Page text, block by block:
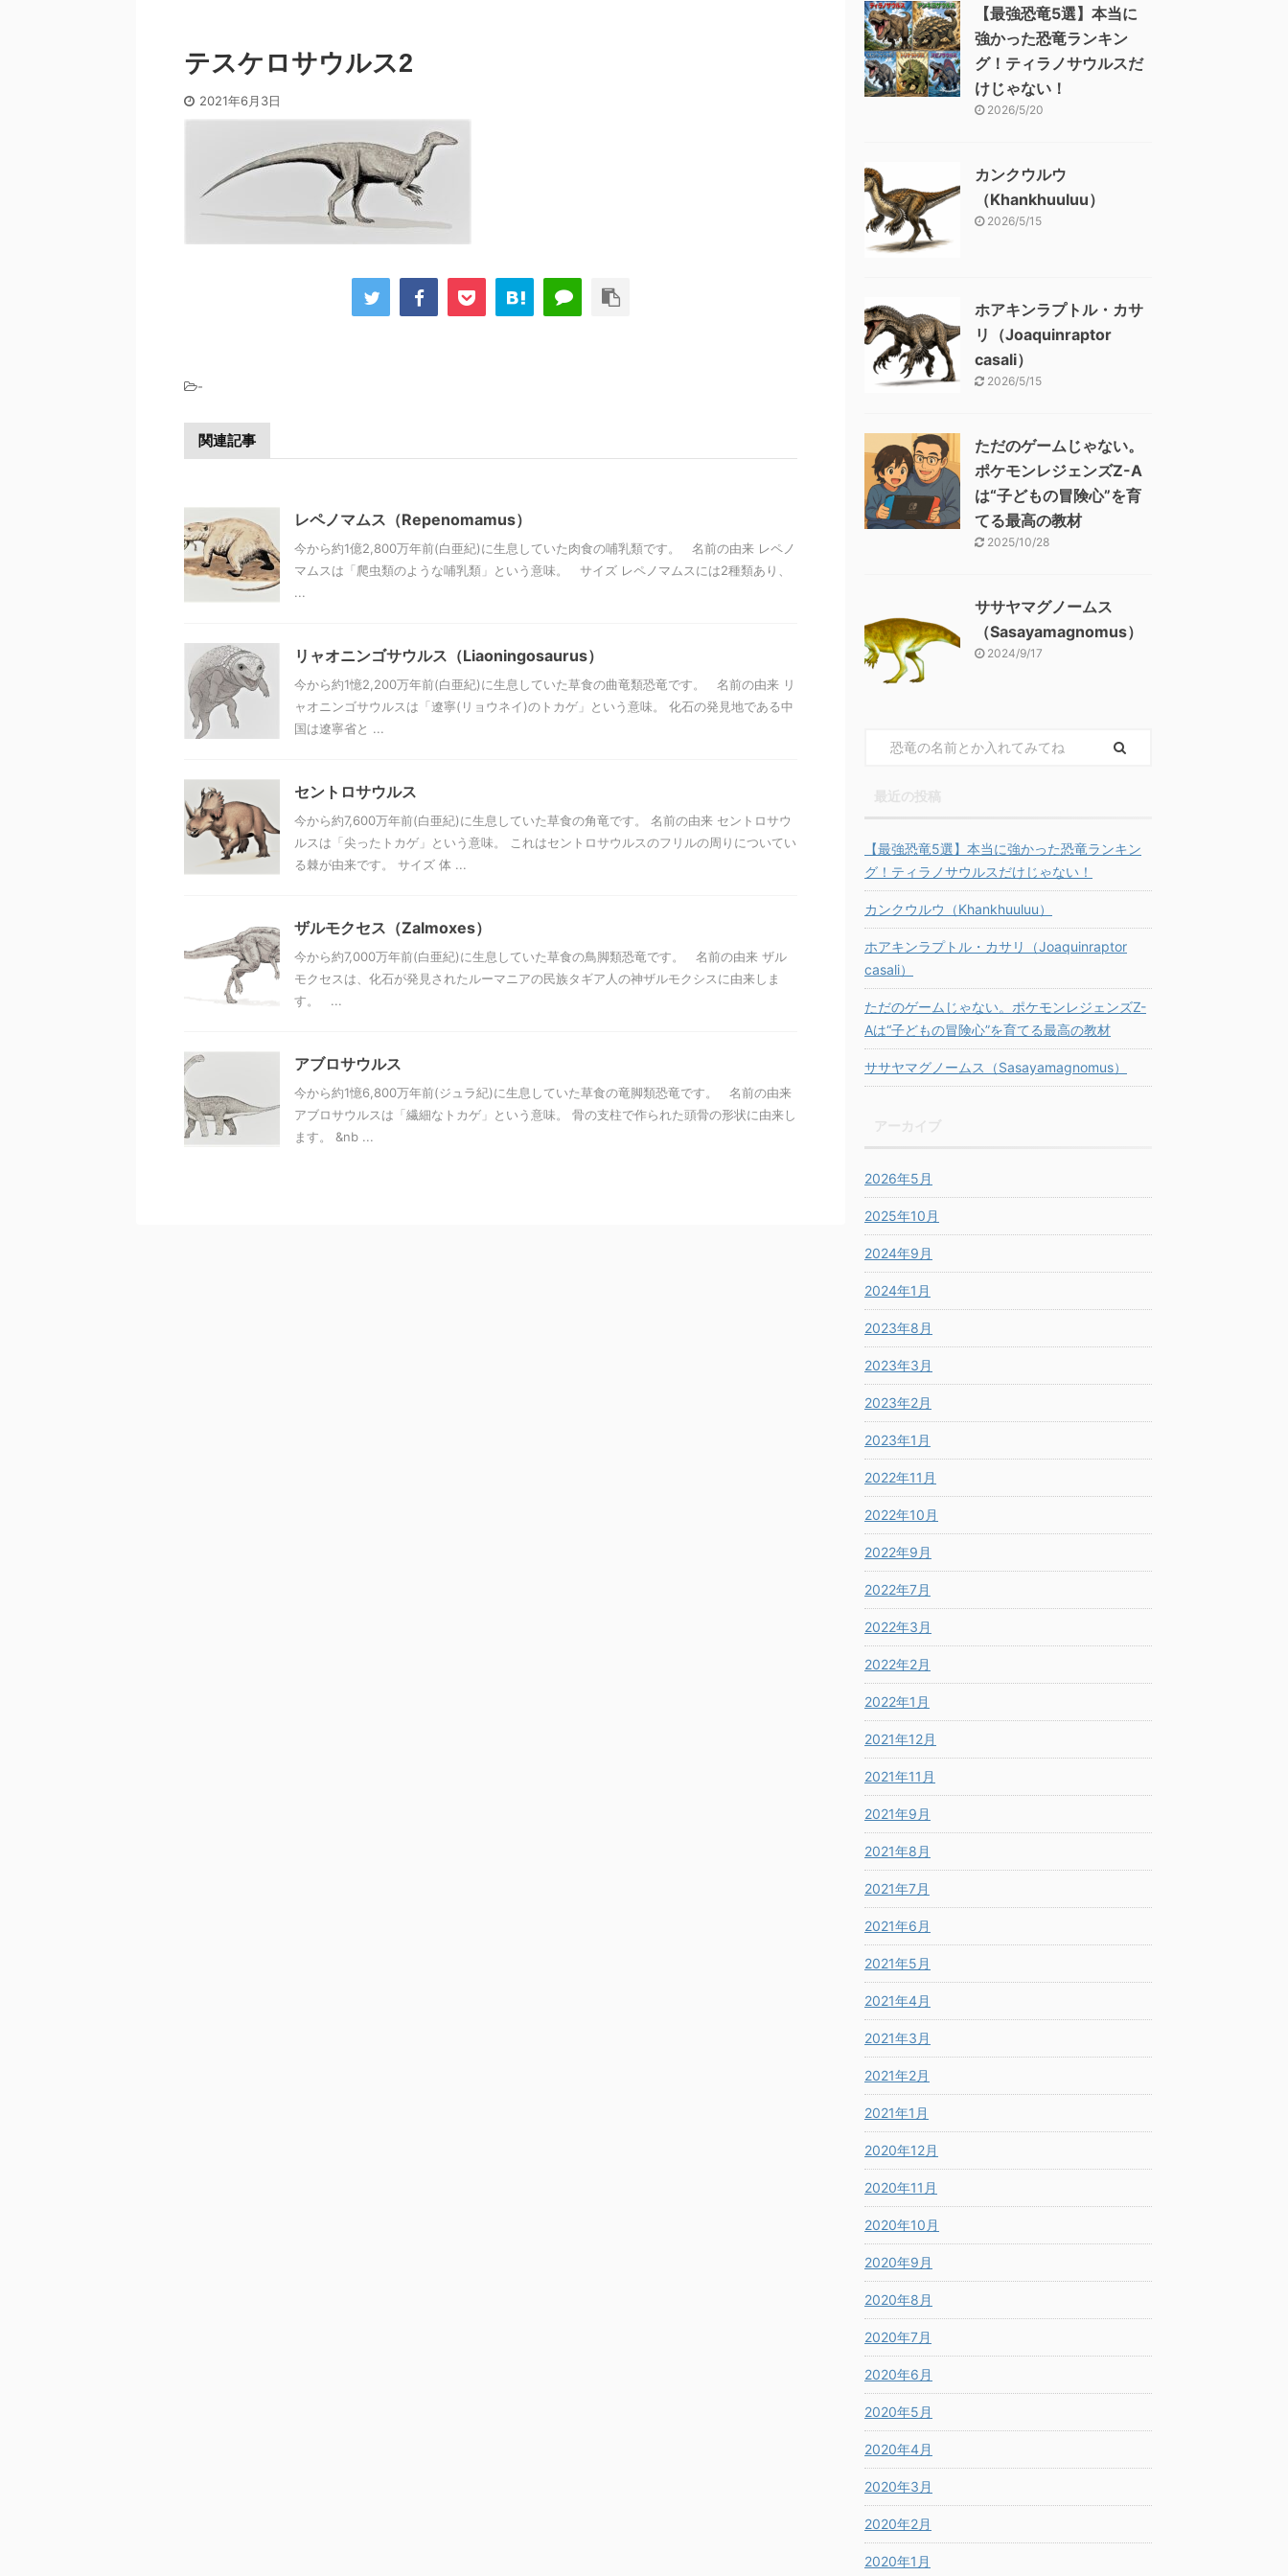
テスケロサウルス2
2021年6月3日
-
関連記事
レペノマムス（Repenomamus）
今から約1億2,800万年前(白亜紀)に生息していた肉食の哺乳類です。 名前の由来 レペノ
マムスは「爬虫類のような哺乳類」という意味。 サイズ レペノマムスには2種類あり、
...
リャオニンゴサウルス（Liaoningosaurus）
今から約1憶2,200万年前(白亜紀)に生息していた草食の曲竜類恐竜です。 名前の由来 リ
ャオニンゴサウルスは「遼寧(リョウネイ)のトカゲ」という意味。 化石の発見地である中
国は遼寧省と ...
セントロサウルス
今から約7,600万年前(白亜紀)に生息していた草食の角竜です。 名前の由来 セントロサウ
ルスは「尖ったトカゲ」という意味。 これはセントロサウルスのフリルの周りについてい
る棘が由来です。 サイズ 体 ...
ザルモクセス（Zalmoxes）
今から約7,000万年前(白亜紀)に生息していた草食の鳥脚類恐竜です。 名前の由来 ザル
モクセスは、化石が発見されたルーマニアの民族タギア人の神ザルモクシスに由来しま
す。 ...
アブロサウルス
今から約1憶6,800万年前(ジュラ紀)に生息していた草食の竜脚類恐竜です。 名前の由来
アブロサウルスは「繊細なトカゲ」という意味。 骨の支柱で作られた頭骨の形状に由来し
ます。 &nb ...
【最強恐竜5選】本当に
強かった恐竜ランキン
グ！ティラノサウルスだ
けじゃない！
2026/5/20
カンクウルウ
（Khankhuuluu）
2026/5/15
ホアキンラプトル・カサ
リ（Joaquinraptor
casali）
2026/5/15
ただのゲームじゃない。
ポケモンレジェンズZ-A
は“子どもの冒険心”を育
てる最高の教材
2025/10/28
ササヤマグノームス
（Sasayamagnomus）
2024/9/17
【最強恐竜5選】本当に強かった恐竜ランキン
グ！ティラノサウルスだけじゃない！
カンクウルウ（Khankhuuluu）
ホアキンラプトル・カサリ（Joaquinraptor
casali）
ただのゲームじゃない。ポケモンレジェンズZ-
Aは“子どもの冒険心”を育てる最高の教材
ササヤマグノームス（Sasayamagnomus）
2026年5月
2025年10月
2024年9月
2024年1月
2023年8月
2023年3月
2023年2月
2023年1月
2022年11月
2022年10月
2022年9月
2022年7月
2022年3月
2022年2月
2022年1月
2021年12月
2021年11月
2021年9月
2021年8月
2021年7月
2021年6月
2021年5月
2021年4月
2021年3月
2021年2月
2021年1月
2020年12月
2020年11月
2020年10月
2020年9月
2020年8月
2020年7月
2020年6月
2020年5月
2020年4月
2020年3月
2020年2月
2020年1月